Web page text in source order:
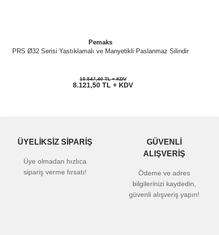
Pemaks
PRS Ø32 Serisi Yastıklamalı ve Manyetikli Paslanmaz Silindir
10.547,40 TL + KDV
8.121,50 TL + KDV
ÜYELİKSİZ SİPARİŞ
Üye olmadan hızlıca
sipariş verme fırsatı!
GÜVENLİ
ALIŞVERİŞ
Ödeme ve adres
bilgilerinizi kaydedin,
güvenli alışveriş yapın!